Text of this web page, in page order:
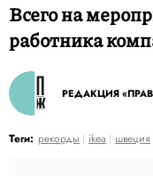
Всего на
работника
РЕДАКЦИЯ
Теги: рекорды ikea швеция